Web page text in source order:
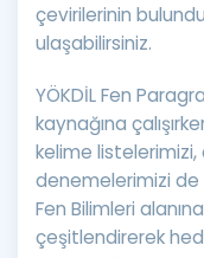
çevirilerinin
ulaşabilirsiniz.
YÖKDİL Fen
kaynağına
kelime listelerimizi,
denemelerimizi de
Fen Bilimleri
çeşitlendirerek